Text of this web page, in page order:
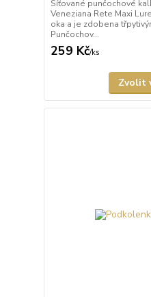
Síťované punčochové
Veneziana Rete Maxi
oka a je zdobena
Punčochov...
259 Kč/ks
Zvolit